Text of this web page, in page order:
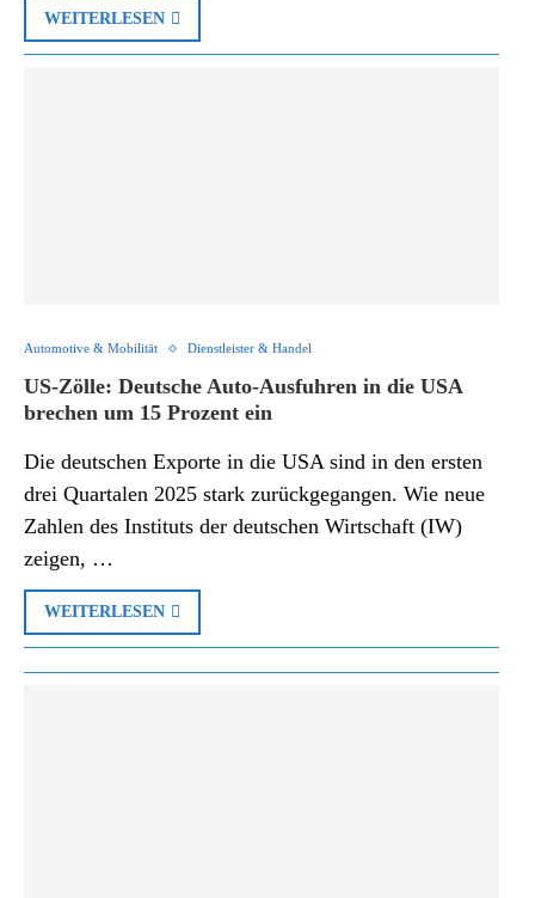
WEITERLESEN
Automotive & Mobilität Dienstleister & Handel
US-Zölle: Deutsche Auto-Ausfuhren in die USA
brechen um 15 Prozent ein
Die deutschen Exporte in die USA sind in den ersten
drei Quartalen 2025 stark zurückgegangen. Wie neue
Zahlen des Instituts der deutschen Wirtschaft (IW)
zeigen, …
WEITERLESEN